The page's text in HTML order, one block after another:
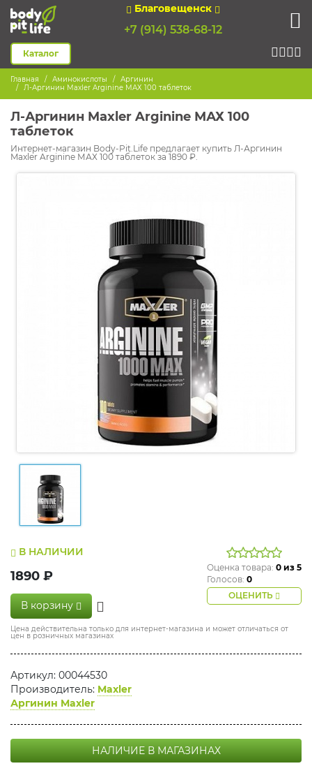
Благовещенск
+7 (914) 538-68-12
Каталог
Главная Аминокислоты
Аргинин
Л-Аргинин Maxler Arginine МАХ 100 таблеток
Л-Аргинин Maxler Arginine МАХ 100
таблеток
Интернет-магазин Body-Pit.Life предлагает купить Л-Аргинин
Maxler Arginine МАХ 100 таблеток за 1890 ₽.
В НАЛИЧИИ
1890 ₽
В корзину
Оценка товара: 0 из 5
Голосов: 0
ОЦЕНИТЬ
Цена действительна только для интернет-магазина и может отличаться от
цен в розничных магазинах
Артикул: 00044530
Производитель: Maxler
Аргинин Maxler
НАЛИЧИЕ В МАГАЗИНАХ